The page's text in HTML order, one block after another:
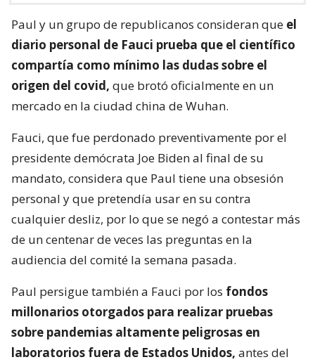
Paul y un grupo de republicanos consideran que el
diario personal de Fauci prueba que el científico
compartía como mínimo las dudas sobre el
origen del covid, que brotó oficialmente en un
mercado en la ciudad china de Wuhan.
Fauci, que fue perdonado preventivamente por el
presidente demócrata Joe Biden al final de su
mandato, considera que Paul tiene una obsesión
personal y que pretendía usar en su contra
cualquier desliz, por lo que se negó a contestar más
de un centenar de veces las preguntas en la
audiencia del comité la semana pasada.
Paul persigue también a Fauci por los fondos
millonarios otorgados para realizar pruebas
sobre pandemias altamente peligrosas en
laboratorios fuera de Estados Unidos, antes del